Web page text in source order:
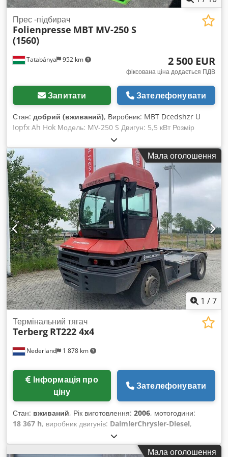
Tatabánya 952 km
Прес -підбирач
Folienpresse MBT MV-250 S
(1560)
2 500 EUR
фіксована ціна додається ПДВ
Запитати Зателефонувати
Стан: добрий (вживаний), Виробник: MBT Dcedshzr U
Iopfx Ah Hok Модель: MV-250 S Двигун: 5,5 кВт Розмір
бункера: 780 x 600 мм Розмір корпусу: 3500 x 1000 x 2200
мм
Мала оголошення
1 /7
Nederland 1 878 km
Термінальний тягач
Terberg RT222 4x4
ціну
Зателефонувати
Стан: вживаний, Рік виготовлення: 2006, мотогодини:
18 367 h, виробник двигунів: DaimlerChrysler-Diesel,
Вантажопідйомність: 25 000 кг Dcodpfx Ahjznw Ixj Hok
Зверніться до відділу продажу для отримання додаткової
Мала оголошення